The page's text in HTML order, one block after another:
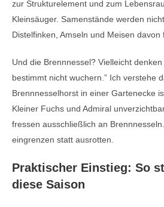
zur Strukturelement und zum
Kleinsäuger. Samenstände werden
Distelfinken, Amseln und Meisen davon
Und die Brennnessel? Vielleicht
bestimmt nicht wuchern.” Ich verstehe
Brennnesselhorst in einer Gartenecke
Kleiner Fuchs und Admiral
fressen ausschließlich an
eingrenzen statt ausrotten.
Praktischer Einstieg: So
diese Saison